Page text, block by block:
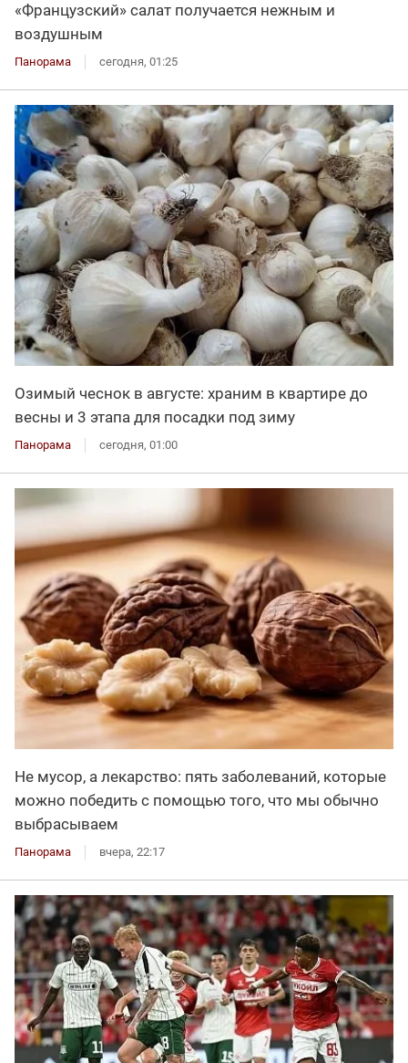
«Французский» салат получается нежным и
воздушным
Панорама сегодня, 01:25
Озимый чеснок в августе: храним в квартире до
весны и 3 этапа для посадки под зиму
Панорама сегодня, 01:00
Не мусор, а лекарство: пять заболеваний, которые
можно победить с помощью того, что мы обычно
выбрасываем
Панорама вчера, 22:17